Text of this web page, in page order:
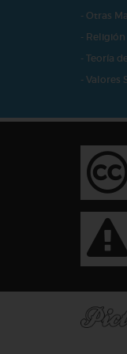
- Otras
- Religión
- Teoría
- Valores